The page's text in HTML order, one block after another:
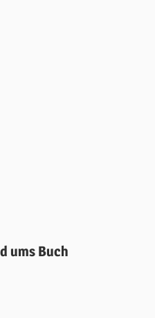
ums Buch